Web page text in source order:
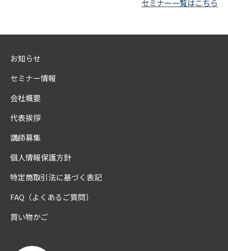
セミナー一覧はこちら
お知らせ
セミナー情報
会社概要
代表挨拶
講師募集
個人情報保護方針
特定商取引法に基づく表記
FAQ（よくあるご質問）
買い物かご